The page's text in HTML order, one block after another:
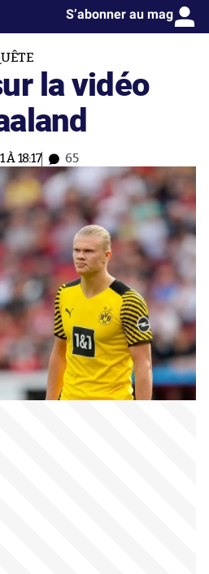
S’abonner au mag
la vidéo
À 18:17 65